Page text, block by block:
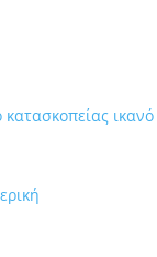
κατασκοπείας ικανό